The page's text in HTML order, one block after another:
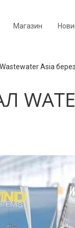
Магазин
Asia